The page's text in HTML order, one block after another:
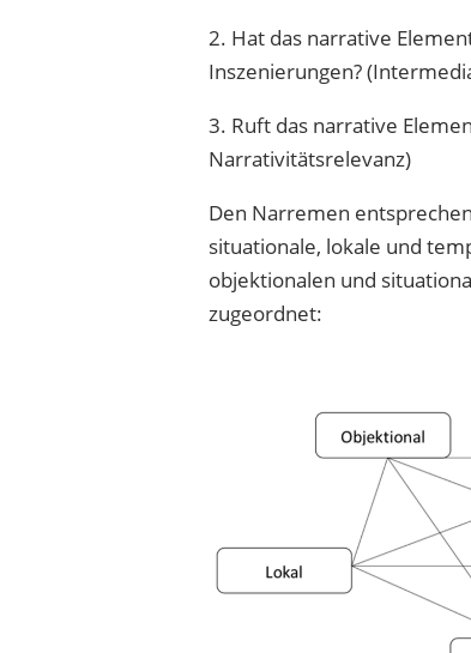
2. Hat das narrative
Inszenierungen?
3. Ruft das narrative
Narrativitätsrelevanz)
Den Narremen
situationale, lokale und
objektionalen und
zugeordnet: